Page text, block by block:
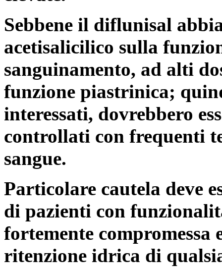
Sebbene il diflunisal
acetisalicilico sulla
sanguinamento, ad alti
funzione piastrinica;
interessati, dovrebbero
controllati con frequenti
sangue.
Particolare cautela deve
di pazienti con
fortemente compromessa
ritenzione idrica di